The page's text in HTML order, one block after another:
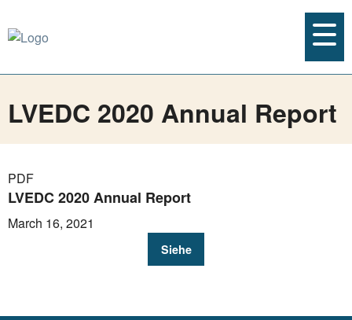
LVEDC 2020 Annual Report
PDF
LVEDC 2020 Annual Report
March 16, 2021
Siehe